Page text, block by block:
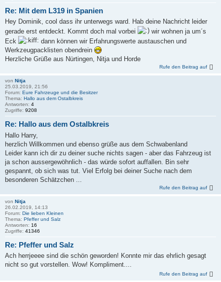
Re: Mit dem L319 in Spanien
Hey Dominik, cool dass ihr unterwegs ward. Hab deine Nachricht leider
gerade erst entdeckt. Kommt doch mal vorbei
wir wohnen ja um´s
Eck
dann können wir Erfahrungswerte austauschen und
Werkzeugpacklisten obendrein
Herzliche Grüße aus Nürtingen, Nitja und Horde
Rufe den Beitrag auf
von Nitja
25.03.2019, 21:56
Forum: Eure Fahrzeuge und die Besitzer
Thema: Hallo aus dem Ostalbkreis
Antworten: 4
Zugriffe: 9208
Re: Hallo aus dem Ostalbkreis
Hallo Harry,
herzlich Willkommen und ebenso grüße aus dem Schwabenland
Leider kann ich dir zu deiner suche nichts sagen - aber das Fahrzeug ist
ja schon aussergewöhnlich - das würde sofort auffallen. Bin sehr
gespannt, ob sich was tut. Viel Erfolg bei deiner Suche nach dem
besonderen Schätzchen ...
Rufe den Beitrag auf
von Nitja
26.02.2019, 14:13
Forum: Die lieben Kleinen
Thema: Pfeffer und Salz
Antworten: 16
Zugriffe: 41346
Re: Pfeffer und Salz
Ach herrjeeee sind die schön geworden! Konnte mir das ehrlich gesagt
nicht so gut vorstellen. Wow! Kompliment....
Rufe den Beitrag auf